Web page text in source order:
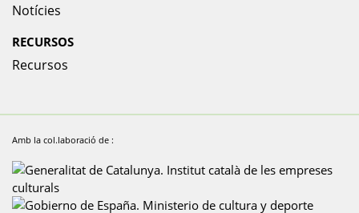
Notícies
RECURSOS
Recursos
Amb la col.laboració de :